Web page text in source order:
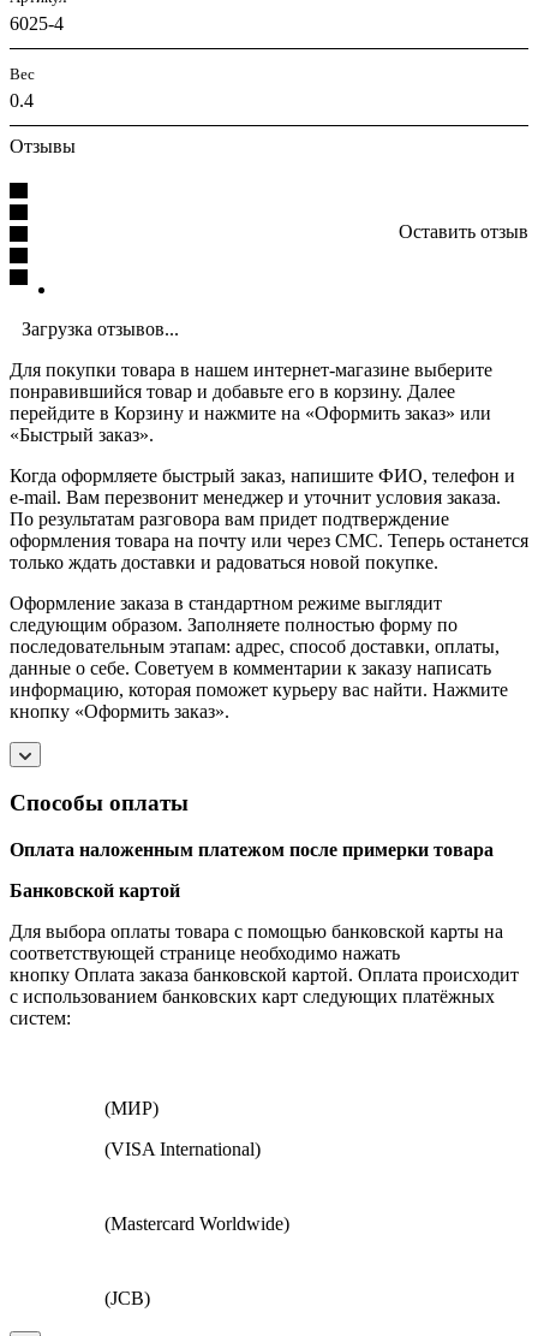
6025-4
Вес
0.4
Отзывы
Оставить отзыв
Загрузка отзывов...
Для покупки товара в нашем интернет-магазине выберите
понравившийся товар и добавьте его в корзину. Далее
перейдите в Корзину и нажмите на «Оформить заказ» или
«Быстрый заказ».
Когда оформляете быстрый заказ, напишите ФИО, телефон и
e-mail. Вам перезвонит менеджер и уточнит условия заказа.
По результатам разговора вам придет подтверждение
оформления товара на почту или через СМС. Теперь останется
только ждать доставки и радоваться новой покупке.
Оформление заказа в стандартном режиме выглядит
следующим образом. Заполняете полностью форму по
последовательным этапам: адрес, способ доставки, оплаты,
данные о себе. Советуем в комментарии к заказу написать
информацию, которая поможет курьеру вас найти. Нажмите
кнопку «Оформить заказ».
Способы оплаты
Оплата наложенным платежом после примерки товара
Банковской картой
Для выбора оплаты товара с помощью банковской карты на
соответствующей странице необходимо нажать
кнопку Оплата заказа банковской картой. Оплата происходит
с использованием банковских карт следующих платёжных
систем:
(МИР)
(VISA International)
(Mastercard Worldwide)
(JCB)